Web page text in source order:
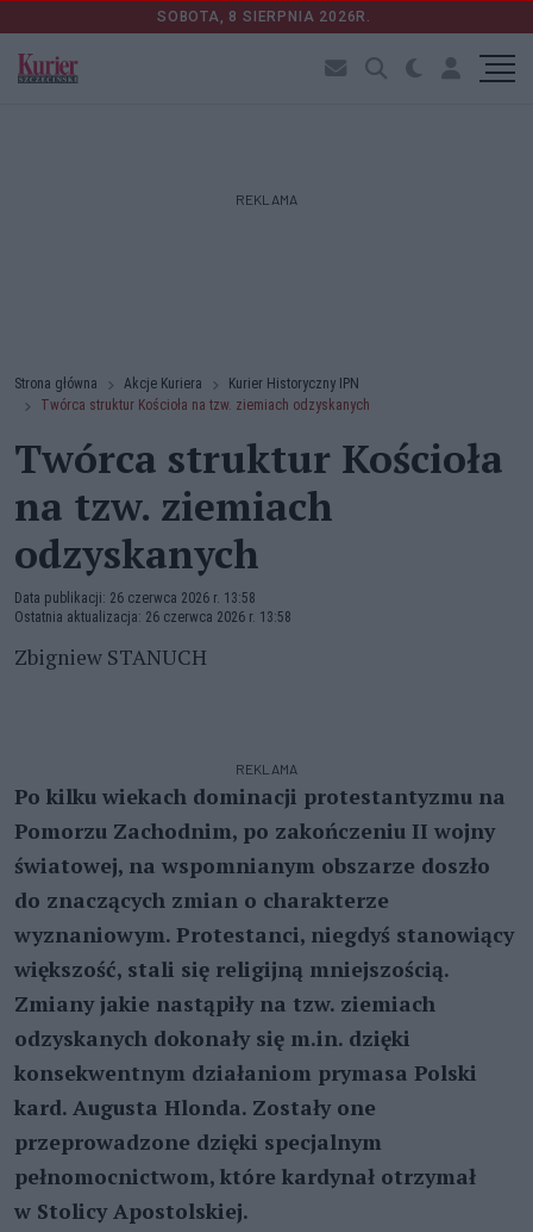
SOBOTA, 8 SIERPNIA 2026R.
REKLAMA
Strona główna Akcje Kuriera
Kurier Historyczny IPN
Twórca struktur Kościoła na tzw. ziemiach odzyskanych
Twórca struktur Kościoła
na tzw. ziemiach
odzyskanych
Data publikacji: 26 czerwca 2026 r. 13:58
Ostatnia aktualizacja: 26 czerwca 2026 r. 13:58
Zbigniew STANUCH
REKLAMA
Po kilku wiekach dominacji protestantyzmu na
Pomorzu Zachodnim, po zakończeniu II wojny
światowej, na wspomnianym obszarze doszło
do znaczących zmian o charakterze
wyznaniowym. Protestanci, niegdyś stanowiący
większość, stali się religijną mniejszością.
Zmiany jakie nastąpiły na tzw. ziemiach
odzyskanych dokonały się m.in. dzięki
konsekwentnym działaniom prymasa Polski
kard. Augusta Hlonda. Zostały one
przeprowadzone dzięki specjalnym
pełnomocnictwom, które kardynał otrzymał
w Stolicy Apostolskiej.